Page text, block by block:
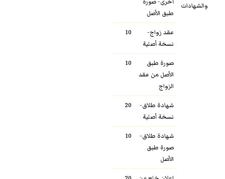
والشهادات
طبق الأصل
عقد زواج-
نسخة أصلية
10
صورة طبق
الأصل من عقد
الزواج
10
شهادة طلاق-
نسخة أصلية
20
شهادة طلاق-
صورة طبق
الأصل
10